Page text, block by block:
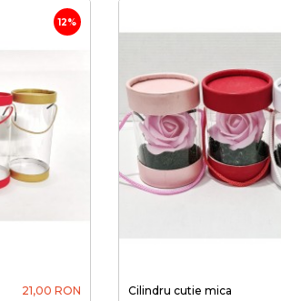
12%
21,00 RON
Cilindru cutie mica